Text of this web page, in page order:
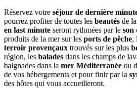
Réservez votre séjour de dernière
pourrez profiter de toutes les beautés de
en last minute seront rythmées par le son
produits de la mer sur les ports de pêche,
terroir provençaux trouvés sur les plus
région, les balades dans les champs de
baignades dans la mer Méditerranée ou
de vos hébergements et pour finir par la
des hôtes qui vous accueilleront.